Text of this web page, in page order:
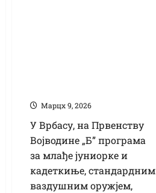
Марцх 9, 2026
У Врбасу, на Првенству
Војводине „Б” програма
за млађе јуниорке и
кадеткиње, стандардним
ваздушним оружјем,